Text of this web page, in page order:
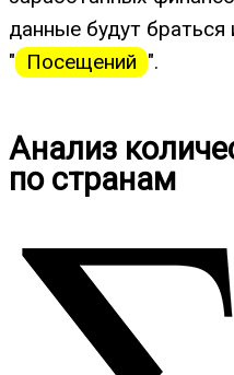
данные будут браться
" Посещений ".
Анализ
по странам